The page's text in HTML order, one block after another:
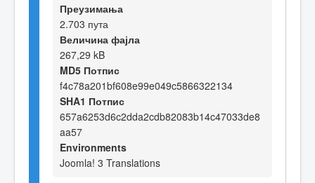
Преузимања
2.703 пута
Величина фајла
267,29 kB
MD5 Потпис
f4c78a201bf608e99e049c5866322134
SHA1 Потпис
657a6253d6c2dda2cdb82083b14c47033de8
aa57
Environments
Joomla! 3 Translations